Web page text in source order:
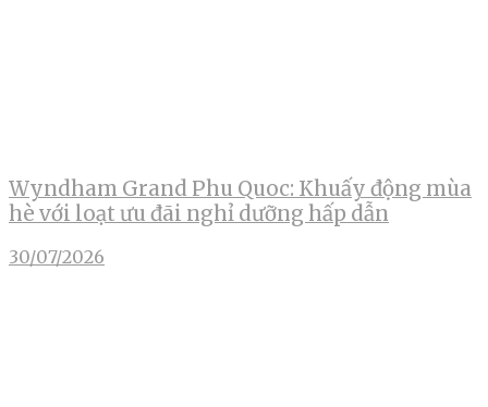
Wyndham Grand Phu Quoc: Khuấy động mùa
hè với loạt ưu đãi nghỉ dưỡng hấp dẫn
30/07/2026